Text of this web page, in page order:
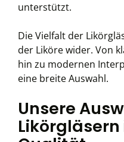
unterstützt.
Die Vielfalt der
der Liköre wider. Von
hin zu modernen
eine breite Auswahl.
Unsere